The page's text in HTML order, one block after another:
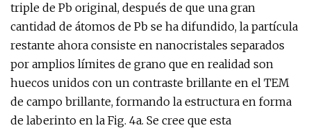
triple de Pb original, después de que una gran
cantidad de átomos de Pb se ha difundido, la partícula
restante ahora consiste en nanocristales separados
por amplios límites de grano que en realidad son
huecos unidos con un contraste brillante en el TEM
de campo brillante, formando la estructura en forma
de laberinto en la Fig. 4a. Se cree que esta